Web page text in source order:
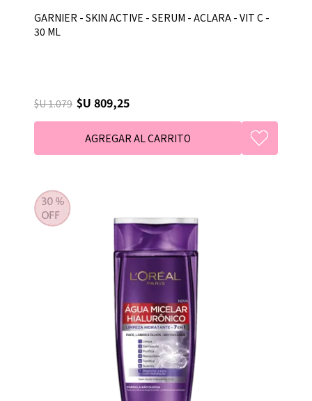
GARNIER - SKIN ACTIVE - SERUM - ACLARA - VIT C -
30 ML
$U 1.079 $U 809,25